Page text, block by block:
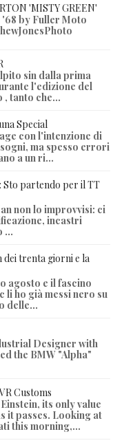
'MISTY GREEN'
by Fuller Moto
sin dalla prima
l'edizione del
, tanto che...
Special
con l'intenzione di
ma spesso errori
a un ri...
Sto partendo per il TT
non lo improvvisi: ci
incastri
...
dei trenta giorni e la
agosto e il fascino
li ho già messi nero su
delle...
Designer with
the BMW "Alpha"
Customs
its only value
it passes. Looking at
this morning,...